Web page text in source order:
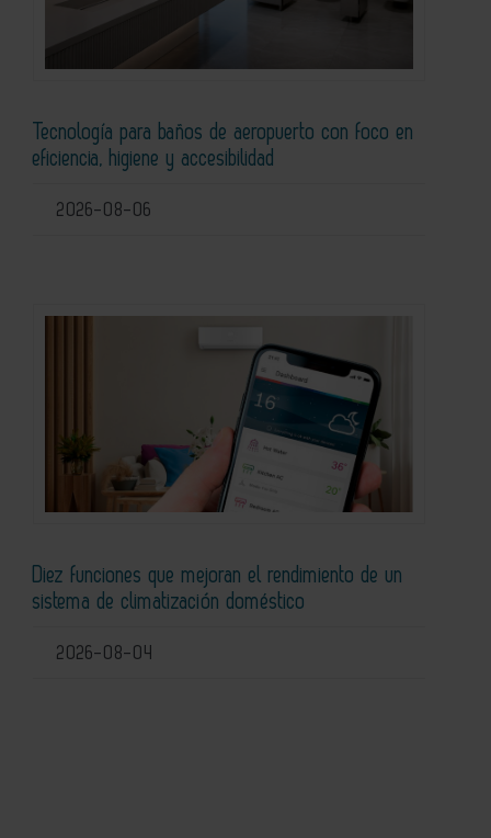
Tecnología para baños de aeropuerto con foco en
eficiencia, higiene y accesibilidad
2026-08-06
Diez funciones que mejoran el rendimiento de un
sistema de climatización doméstico
2026-08-04